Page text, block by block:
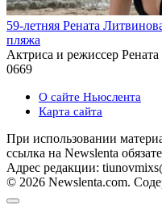
59-летняя Рената
пляжа
Актриса и режиссер
0669
О сайте Ньюслента
Карта сайта
При использовании
ссылка на Newslenta
Адрес редакции:
© 2026 Newslenta.com.